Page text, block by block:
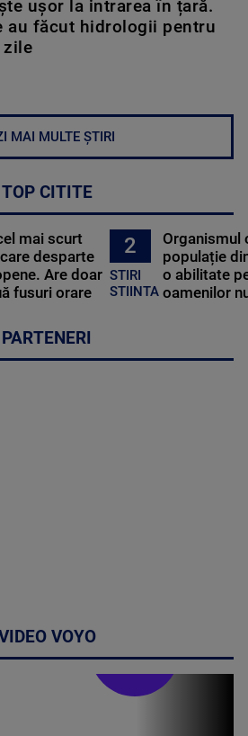
ușor la intrarea în țară.
au făcut hidrologii pentru
zile
MAI MULTE ȘTIRI
TOP CITITE
mai scurt
desparte
Are doar
fusuri orare
2
STIRI
STIINTA
Organismul
populație
o abilitate
oamenilor
PARTENERI
VOYO